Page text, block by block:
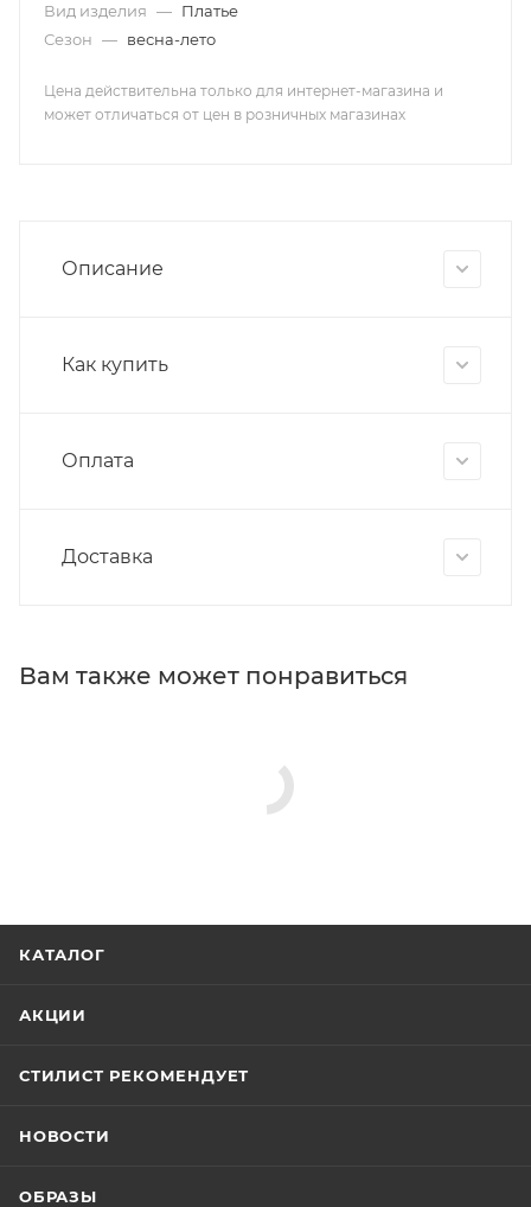
Вид изделия — Платье
Сезон — весна-лето
Цена действительна только для интернет-магазина и
может отличаться от цен в розничных магазинах
Описание
Как купить
Оплата
Доставка
Вам также может понравиться
КАТАЛОГ
АКЦИИ
СТИЛИСТ РЕКОМЕНДУЕТ
НОВОСТИ
ОБРАЗЫ